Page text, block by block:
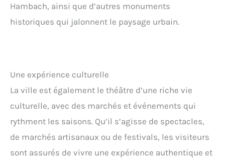
Hambach, ainsi que d’autres monuments
historiques qui jalonnent le paysage urbain.
Une expérience culturelle
La ville est également le théâtre d’une riche vie
culturelle, avec des marchés et événements qui
rythment les saisons. Qu’il s’agisse de spectacles,
de marchés artisanaux ou de festivals, les visiteurs
sont assurés de vivre une expérience authentique et